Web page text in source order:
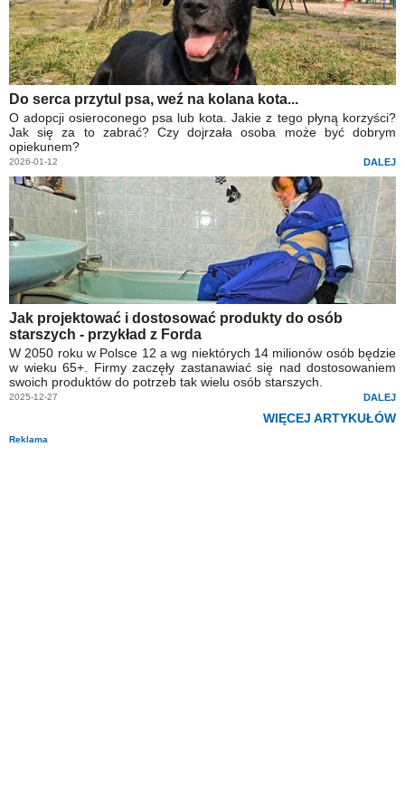
Do serca przytul psa, weź na kolana kota...
O adopcji osieroconego psa lub kota. Jakie z tego płyną korzyści?
Jak się za to zabrać? Czy dojrzała osoba może być dobrym
opiekunem?
2026-01-12 DALEJ
Jak projektować i dostosować produkty do osób
starszych - przykład z Forda
W 2050 roku w Polsce 12 a wg niektórych 14 milionów osób będzie
w wieku 65+. Firmy zaczęły zastanawiać się nad dostosowaniem
swoich produktów do potrzeb tak wielu osób starszych.
2025-12-27 DALEJ
WIĘCEJ ARTYKUŁÓW
Reklama